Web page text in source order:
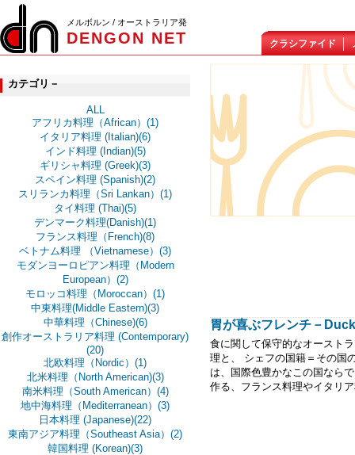
メルボルン / オーストラリア発
DENGON NET クラシファイド
カテゴリ－
ALL
アフリカ料理（African）(1)
イタリア料理 (Italian)(6)
インド料理 (Indian)(5)
ギリシャ料理 (Greek)(3)
スペイン料理 (Spanish)(2)
スリランカ料理（Sri Lankan）(1)
タイ料理 (Thai)(5)
デンマーク料理(Danish)(1)
フランス料理（French)(8)
ベトナム料理 （Vietnamese）(3)
モダンヨーロピアン料理（Modern
European）(2)
モロッコ料理（Moroccan）(1)
中東料理(Middle Eastern)(3)
中華料理（Chinese)(6)
創作オーストラリア料理 (Contemporary)
(20)
北欧料理（Nordic）(1)
北米料理（North American)(3)
南米料理（South American）(4)
地中海料理（Mediterranean）(3)
日本料理 (Japanese)(22)
東南アジア料理（Southeast Asia）(2)
韓国料理 (Korean)(3)
胃が喜ぶフレンチ－
食に関して保守的なオースト
理と、 シェフの国籍＝その国
は、国際色豊かなこの国なら
作る、フランス料理やイタリ